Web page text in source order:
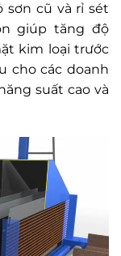
sơn cũ và rỉ sét
giúp tăng độ
kim loại trước
cho các doanh
suất cao và